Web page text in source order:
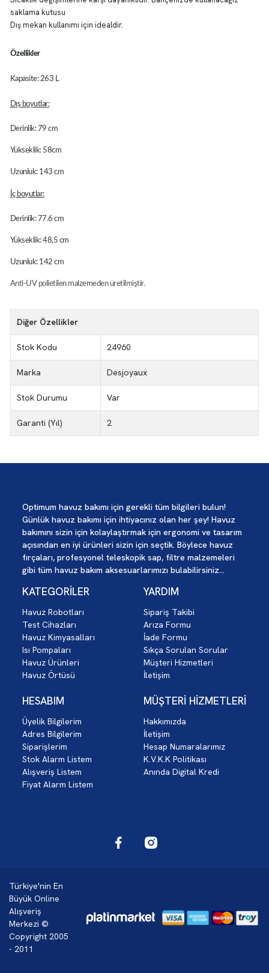
saklama kutusu
Dış mekan kullanımı için idealdir.
Özellikler
Kapasite: 263 L
Dış boyutlar:
Derinlik: 79 cm
Yükseklik: 58cm
Uzunluk: 143 cm
İç boyutlar:
Derinlik: 77.6 cm
Yükseklik: 48,5 cm
Uzunluk: 142 cm
Anti-UV polietilen malzemeden üretilmiştir.
Diğer Özellikler
Stok Kodu 24960
Marka Desjoyaux
Stok Durumu Var
Garanti (Yıl) 2
Optimum havuz bakımı için gerekli tüm bilgileri bulun!
Günlük havuz bakımı için ihtiyacınız olan her şey! Havuz
bakımını sizin için kolaylaştırmak için ergonomi ve tasarım
açısından en iyi ürünleri sizin için seçtik. Böylece havuz
fırçaları, profesyonel teleskopik sap, filtre malzemeleri
gibi tüm havuz bakım aksesuarlarımızı bulabilirsiniz...
KATEGORİLER
Havuz Robotları
Test Cihazları
Havuz Kimyasalları
Isı Pompaları
Havuz Ürünleri
Havuz Örtüsü
YARDIM
Sipariş Takibi
Arıza Formu
İade Formu
Sıkça Sorulan Sorular
Müşteri Hizmetleri
İletişim
HESABIM
Üyelik Bilgilerim
Adres Bilgilerim
Siparişlerim
Stok Alarm Listem
Alışveriş Listem
Fiyat Alarm Listem
MÜŞTERİ HİZMETLERİ
Hakkımızda
İletişim
Hesap Numaralarımız
K.V.K.K Politikası
Anında Digital Kredi
Türkiye'nin En
Büyük Online
Alışveriş
Merkezi ©
Copyright 2005
- 2011